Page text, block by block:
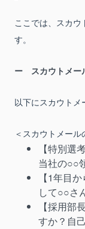
ここでは、スカウ
す。
スカウトメー
以下にスカウトメ
＜スカウトメール
【特別選
当社の○○
【1年目
して○○さ
【採用部
すか？自